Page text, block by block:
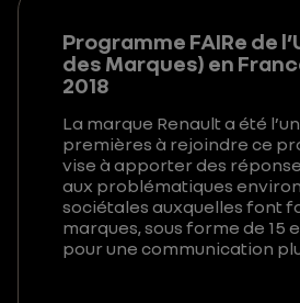
Programme FAIRe de
des Marques) en
2018
La marque Renault a été
premières à rejoindre ce
vise à apporter des
aux problématiques
sociétales auxquelles font
marques, sous forme de 15
pour une communication